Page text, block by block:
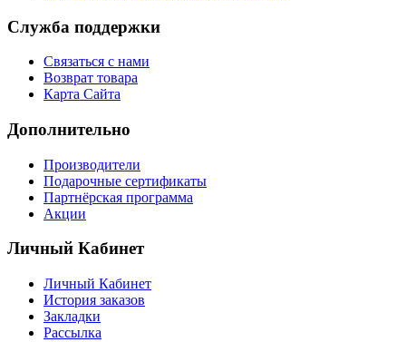
Служба поддержки
Связаться с нами
Возврат товара
Карта Сайта
Дополнительно
Производители
Подарочные сертификаты
Партнёрская программа
Акции
Личный Кабинет
Личный Кабинет
История заказов
Закладки
Рассылка